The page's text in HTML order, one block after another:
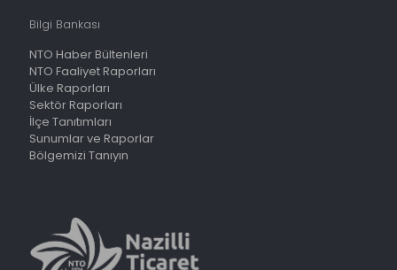
Bilgi Bankası
NTO Haber Bültenleri
NTO Faaliyet Raporları
Ülke Raporları
Sektör Raporları
İlçe Tanıtımları
Sunumlar ve Raporlar
Bölgemizi Tanıyın